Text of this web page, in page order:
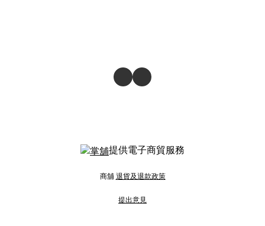
提供電子商貿服務
商舖 退貨及退款政策
提出意見